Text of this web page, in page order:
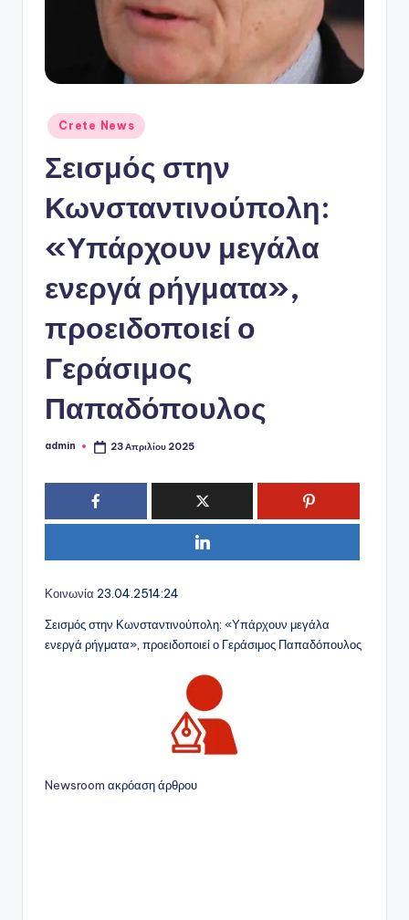
Αναρτήθηκε
σε
Crete News
Σεισμός στην
Κωνσταντινούπολη:
«Υπάρχουν μεγάλα
ενεργά ρήγματα»,
προειδοποιεί ο
Γεράσιμος
Παπαδόπουλος
Συγγραφέας:
admin 23 Απριλίου 2025
Κοινωνία 23.04.2514:24
Σεισμός στην Κωνσταντινούπολη: «Υπάρχουν μεγάλα
ενεργά ρήγματα», προειδοποιεί ο Γεράσιμος Παπαδόπουλος
Newsroom ακρόαση άρθρου